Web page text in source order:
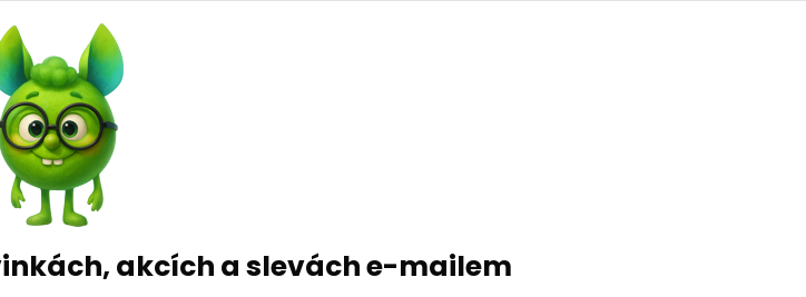
akcích a slevách e-mailem